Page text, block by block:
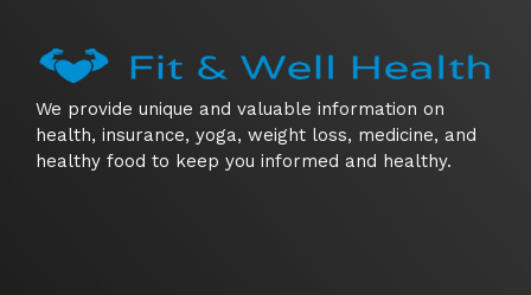
We provide unique and valuable information on
health, insurance, yoga, weight loss, medicine, and
healthy food to keep you informed and healthy.